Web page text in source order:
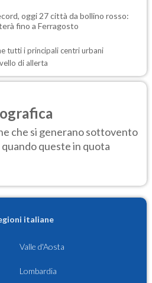
oggi 27 città da bollino rosso:
fino a Ferragosto
tutti i principali centri urbani
di allerta
che si generano sottovento
queste in quota
italiane
Valle d'Aosta
Lombardia